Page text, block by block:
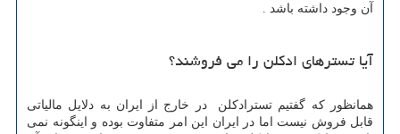
آن وجود داشته باشد .
آیا تسترهای ادکلن را می فروشند؟
همانظور که گفتیم تسترادکلن در خارج از ایران به دلایل مالیاتی
قابل فروش نیست اما در ایران این امر متفاوت بوده و اینگونه نمی